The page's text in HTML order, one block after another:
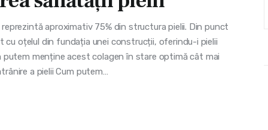
aproximativ 75% din structura pielii. Din punct
oțelul din fundația unei construcții, oferindu-i pielii
menține acest colagen în stare optimă cât mai
a pielii Cum putem…